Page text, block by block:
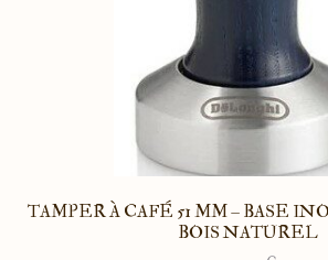
TAMPER À CAFÉ 51 MM – BASE
BOIS NATUREL